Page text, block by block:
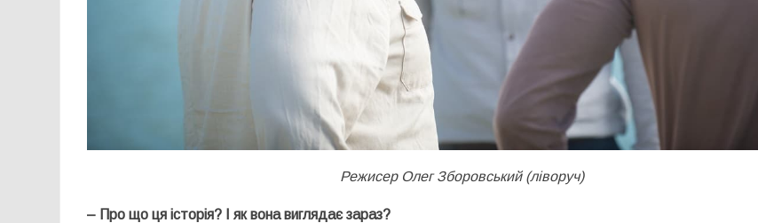
Режисер Олег Зборовський (ліворуч)
– Про що ця історія? І як вона виглядає зараз?